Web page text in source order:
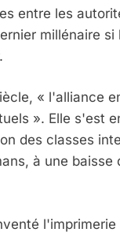
entre les
millénaire
« l'alliance
». Elle s'est
des classes
à une